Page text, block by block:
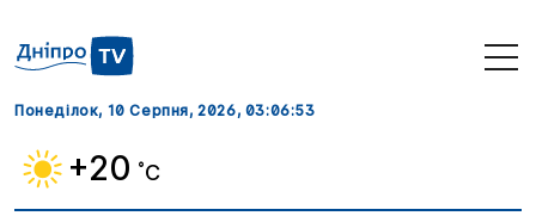
Понеділок, 10 Серпня, 2026, 03:06:54
+20 ˚C